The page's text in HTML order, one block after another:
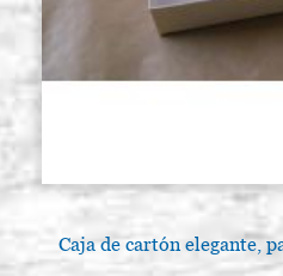
Caja de cartón elegante,